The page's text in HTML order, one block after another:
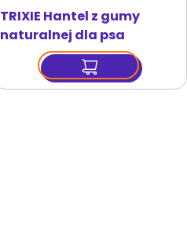
TRIXIE Hantel z gumy
naturalnej dla psa